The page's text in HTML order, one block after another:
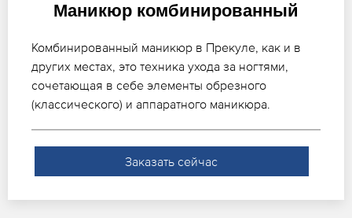
Маникюр комбинированный
Комбинированный маникюр в Прекуле, как и в
других местах, это техника ухода за ногтями,
сочетающая в себе элементы обрезного
(классического) и аппаратного маникюра.
Заказать сейчас